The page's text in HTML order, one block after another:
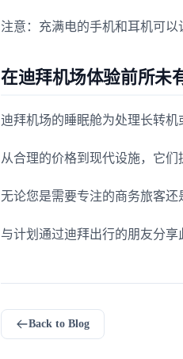
注意：充满电的手机和耳机可以
在迪拜机场体验前所未
迪拜机场的睡眠舱为处理长转机
从合理的价格到现代设施，它们
无论您是需要专注的商务旅客还
与计划通过迪拜出行的朋友分
Back to Blog